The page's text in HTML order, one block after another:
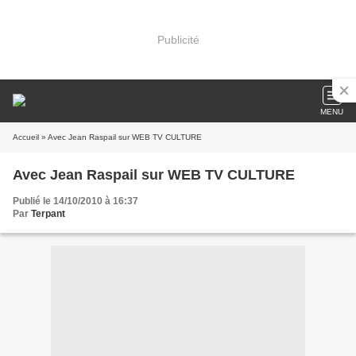
Publicité
MENU
Accueil » Avec Jean Raspail sur WEB TV CULTURE
Avec Jean Raspail sur WEB TV CULTURE
Publié le 14/10/2010 à 16:37
Par Terpant